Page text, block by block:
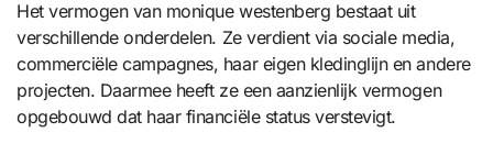
Het vermogen van monique westenberg bestaat uit
verschillende onderdelen. Ze verdient via sociale media,
commerciële campagnes, haar eigen kledinglijn en andere
projecten. Daarmee heeft ze een aanzienlijk vermogen
opgebouwd dat haar financiële status verstevigt.